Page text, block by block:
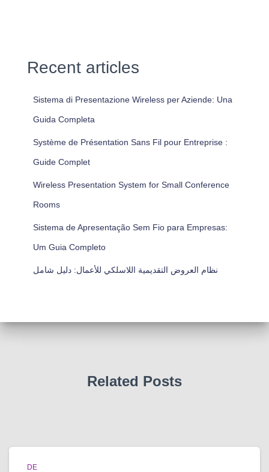
Recent articles
Sistema di Presentazione Wireless per Aziende: Una
Guida Completa
Système de Présentation Sans Fil pour Entreprise :
Guide Complet
Wireless Presentation System for Small Conference
Rooms
Sistema de Apresentação Sem Fio para Empresas:
Um Guia Completo
نظام العروض التقديمية اللاسلكي للأعمال: دليل شامل
Related Posts
DE